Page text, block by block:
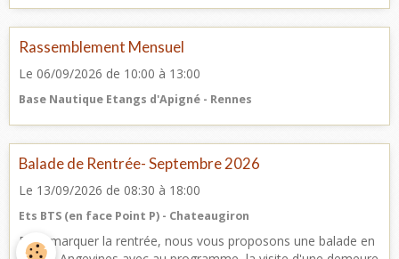
Rassemblement Mensuel
Le 06/09/2026 de 10:00 à 13:00
Base Nautique Etangs d'Apigné - Rennes
Balade de Rentrée- Septembre 2026
Le 13/09/2026 de 08:30 à 18:00
Ets BTS (en face Point P) - Chateaugiron
Pour marquer la rentrée, nous vous proposons une balade en